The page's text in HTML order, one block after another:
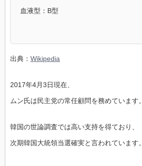
血液型：B型
出典： Wikipedia
2017年4月3日現在、
ムン氏は民主党の常任顧問を務めています。
韓国の世論調査では高い支持を得ており、
次期韓国大統領当選確実と言われています。